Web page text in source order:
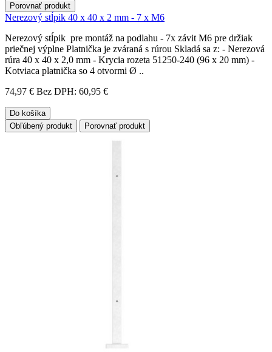
Porovnať produkt
Nerezový stĺpik 40 x 40 x 2 mm - 7 x M6
Nerezový stĺpik pre montáž na podlahu - 7x závit M6 pre držiak
priečnej výplne Platnička je zváraná s rúrou Skladá sa z: - Nerezová
rúra 40 x 40 x 2,0 mm - Krycia rozeta 51250-240 (96 x 20 mm) -
Kotviaca platnička so 4 otvormi Ø ..
74,97 € Bez DPH: 60,95 €
Do košíka
Obľúbený produkt
Porovnať produkt